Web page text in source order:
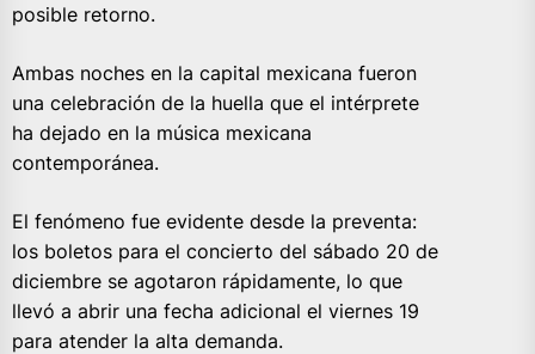
posible retorno.
Ambas noches en la capital mexicana fueron
una celebración de la huella que el intérprete
ha dejado en la música mexicana
contemporánea.
El fenómeno fue evidente desde la preventa:
los boletos para el concierto del sábado 20 de
diciembre se agotaron rápidamente, lo que
llevó a abrir una fecha adicional el viernes 19
para atender la alta demanda.